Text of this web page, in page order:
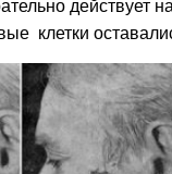
действует
клетки